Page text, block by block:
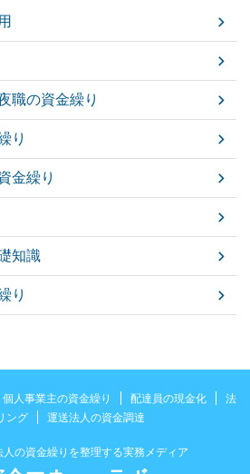
職の資金繰り
り
金繰り
知識
り
個人事業主の資金繰り 配達員の現金化
法
ング
運送法人の資金調達
の資金繰りを整理する実務メディア